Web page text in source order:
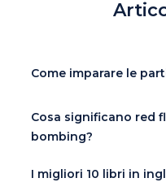
Come imparare le
Cosa significano red
bombing?
I migliori 10 libri in